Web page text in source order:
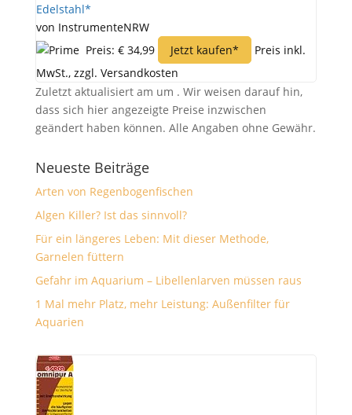
Edelstahl*
von InstrumenteNRW
Preis: € 34,99
Jetzt kaufen*
Preis inkl.
MwSt., zzgl. Versandkosten
Zuletzt aktualisiert am um . Wir weisen darauf hin,
dass sich hier angezeigte Preise inzwischen
geändert haben können. Alle Angaben ohne Gewähr.
Neueste Beiträge
Arten von Regenbogenfischen
Algen Killer? Ist das sinnvoll?
Für ein längeres Leben: Mit dieser Methode,
Garnelen füttern
Gefahr im Aquarium – Libellenlarven müssen raus
1 Mal mehr Platz, mehr Leistung: Außenfilter für
Aquarien